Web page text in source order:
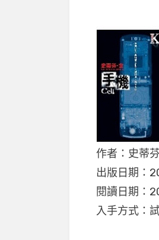
作者：史蒂
出版日期：
閱讀日期：
入手方式：